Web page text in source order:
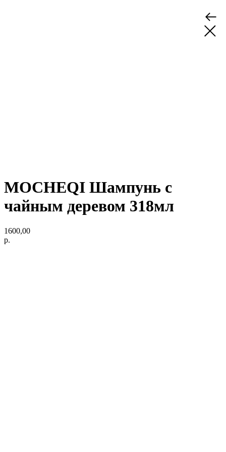
MOCHEQI Шампунь с
чайным деревом 318мл
1600,00
р.